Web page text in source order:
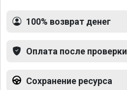
100% возврат денег
Оплата после проверки
Сохранение ресурса